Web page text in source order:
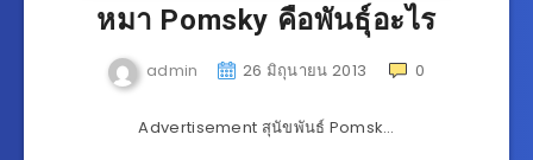
หมา Pomsky คือพันธุ์อะไร
admin 26 มิถุนายน 2013 0
Advertisement สุนัขพันธ์ Pomsk…